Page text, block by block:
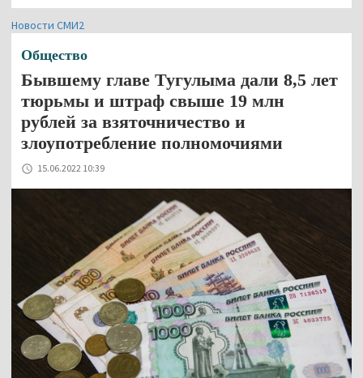
Новости СМИ2
Общество
Бывшему главе Тугулыма дали 8,5 лет
тюрьмы и штраф свыше 19 млн
рублей за взяточничество и
злоупотребление полномочиями
15.06.2022 10:39